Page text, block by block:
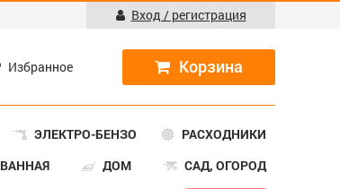
Вход / регистрация
Избранное
ЭЛЕКТРО-БЕНЗО
РАСХОДНИКИ
ВАННАЯ ДОМ САД, ОГОРОД